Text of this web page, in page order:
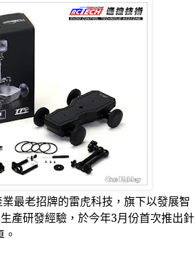
最老招牌的雷虎科技，旗下以發展智
產研發經驗，於今年3月份首次推出針